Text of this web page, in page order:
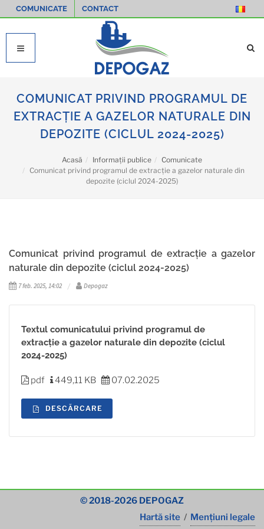
COMUNICATE CONTACT
COMUNICAT PRIVIND PROGRAMUL DE
EXTRACȚIE A GAZELOR NATURALE DIN
DEPOZITE (CICLUL 2024-2025)
Acasă Informații publice
Comunicate
Comunicat privind programul de extracție a gazelor naturale din
depozite (ciclul 2024-2025)
Comunicat privind programul de extracție a gazelor
naturale din depozite (ciclul 2024-2025)
7 feb. 2025, 14:02 Depogaz
Textul comunicatului privind programul de
extracție a gazelor naturale din depozite (ciclul
2024-2025)
pdf 449,11 KB 07.02.2025
DESCĂRCARE
© 2018-2026 DEPOGAZ
Hartă site / Mențiuni legale